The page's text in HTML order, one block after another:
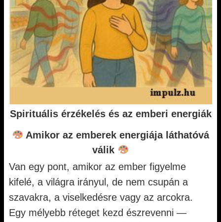
Spirituális érzékelés és az emberi energiák
Amikor az emberek energiája láthatóvá
válik
Van egy pont, amikor az ember figyelme
kifelé, a világra irányul, de nem csupán a
szavakra, a viselkedésre vagy az arcokra.
Egy mélyebb réteget kezd észrevenni —